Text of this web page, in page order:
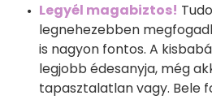
Legyél magabiztos!
legnehezebben
is nagyon fontos. A
legjobb édesanyja, még
tapasztalatlan vagy. Bele